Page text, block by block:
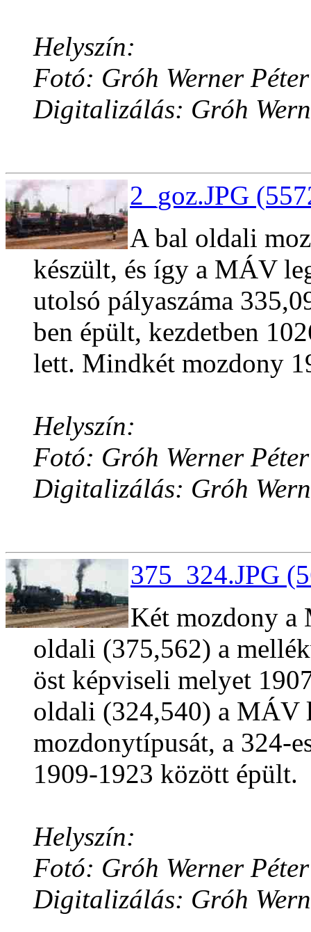
Helyszín:
Fotó: Gróh Werner Péter
Digitalizálás: Gróh
2_goz.JPG
A bal oldali
készült, és így a MÁV
utolsó pályaszáma
ben épült, kezdetben
lett. Mindkét mozdony
Helyszín:
Fotó: Gróh Werner Péter
Digitalizálás: Gróh
375_324.JPG
Két mozdony a
oldali (375,562) a
öst képviseli melyet
oldali (324,540) a MÁV
mozdonytípusát, a 324-
1909-1923 között épült.
Helyszín:
Fotó: Gróh Werner Péter
Digitalizálás: Gróh